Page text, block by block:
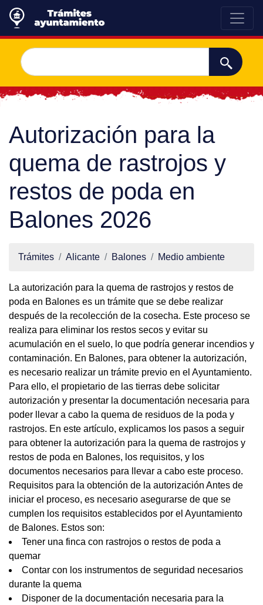
Autorización para la
quema de rastrojos y
restos de poda en
Balones 2026
Trámites Alicante Balones Medio ambiente
La autorización para la quema de rastrojos y restos de
poda en Balones es un trámite que se debe realizar
después de la recolección de la cosecha. Este proceso se
realiza para eliminar los restos secos y evitar su
acumulación en el suelo, lo que podría generar incendios y
contaminación. En Balones, para obtener la autorización,
es necesario realizar un trámite previo en el Ayuntamiento.
Para ello, el propietario de las tierras debe solicitar
autorización y presentar la documentación necesaria para
poder llevar a cabo la quema de residuos de la poda y
rastrojos. En este artículo, explicamos los pasos a seguir
para obtener la autorización para la quema de rastrojos y
restos de poda en Balones, los requisitos, y los
documentos necesarios para llevar a cabo este proceso.
Requisitos para la obtención de la autorización Antes de
iniciar el proceso, es necesario asegurarse de que se
cumplen los requisitos establecidos por el Ayuntamiento
de Balones. Estos son:
Tener una finca con rastrojos o restos de poda a
quemar
Contar con los instrumentos de seguridad necesarios
durante la quema
Disponer de la documentación necesaria para la